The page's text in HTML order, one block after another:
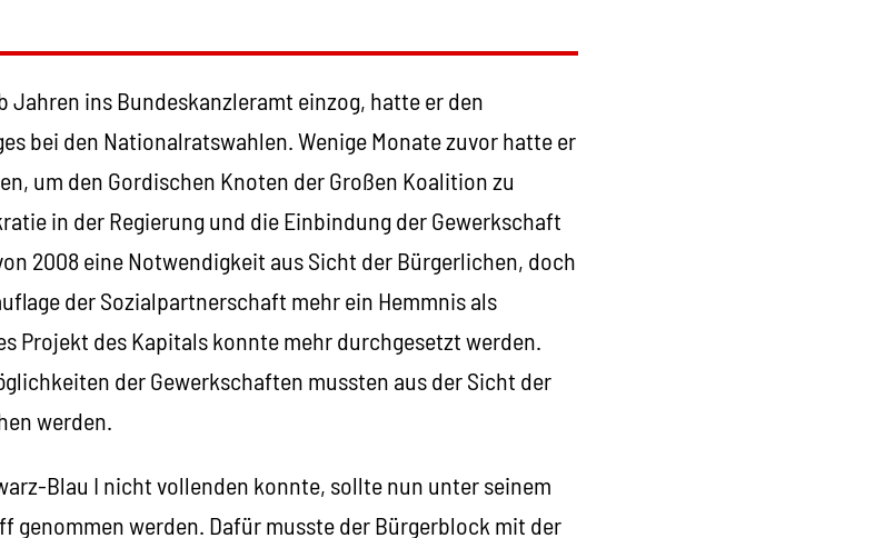
Jahren ins Bundeskanzleramt einzog, hatte er den
bei den Nationalratswahlen. Wenige Monate zuvor hatte er
um den Gordischen Knoten der Großen Koalition zu
in der Regierung und die Einbindung der Gewerkschaft
2008 eine Notwendigkeit aus Sicht der Bürgerlichen, doch
der Sozialpartnerschaft mehr ein Hemmnis als
Projekt des Kapitals konnte mehr durchgesetzt werden.
der Gewerkschaften mussten aus der Sicht der
werden.
Blau I nicht vollenden konnte, sollte nun unter seinem
genommen werden. Dafür musste der Bürgerblock mit der